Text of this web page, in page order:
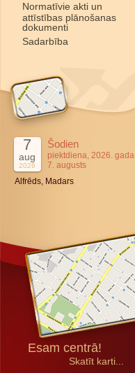
Normatīvie akti un
attīstības plānošanas
dokumenti
Sadarbība
7
aug
2026
Šodien
piektdiena, 2026. gada
7. augusts
Alfrēds, Madars
Esam centrā!
Skatīt karti...